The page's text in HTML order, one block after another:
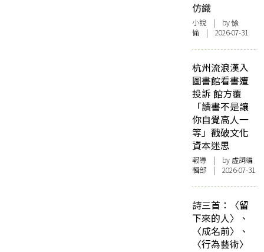
仿織
小說 | by 悇
愉 | 2026-07-31
杭州流浪漢入
圖書館看書遭
投訴 館方覆
「讀書不是讓
你自覺高人一
等」戳破文化
資本迷思
報導 | by 虛詞編
輯部 | 2026-07-31
詩三首：〈留
下來的人〉、
〈成名前〉、
〈行為藝術〉